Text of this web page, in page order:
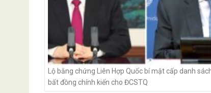
Lộ bằng chứng Liên Hợp Quốc bí mật cấp danh
bất đồng chính kiến ​​cho ĐCSTQ